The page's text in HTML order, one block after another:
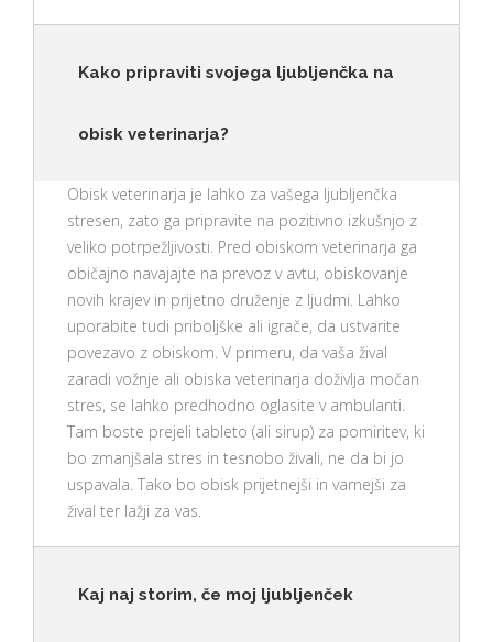
Kako pripraviti svojega ljubljenčka na
obisk veterinarja?
Obisk veterinarja je lahko za vašega ljubljenčka
stresen, zato ga pripravite na pozitivno izkušnjo z
veliko potrpežljivosti. Pred obiskom veterinarja ga
običajno navajajte na prevoz v avtu, obiskovanje
novih krajev in prijetno druženje z ljudmi. Lahko
uporabite tudi priboljške ali igrače, da ustvarite
povezavo z obiskom. V primeru, da vaša žival
zaradi vožnje ali obiska veterinarja doživlja močan
stres, se lahko predhodno oglasite v ambulanti.
Tam boste prejeli tableto (ali sirup) za pomiritev, ki
bo zmanjšala stres in tesnobo živali, ne da bi jo
uspavala. Tako bo obisk prijetnejši in varnejši za
žival ter lažji za vas.
Kaj naj storim, če moj ljubljenček